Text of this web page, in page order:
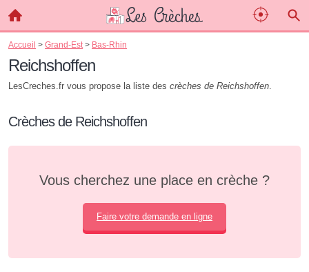
Accueil > Grand-Est > Bas-Rhin
Reichshoffen
LesCreches.fr vous propose la liste des crèches de Reichshoffen.
Crèches de Reichshoffen
Vous cherchez une place en crèche ?
Faire votre demande en ligne